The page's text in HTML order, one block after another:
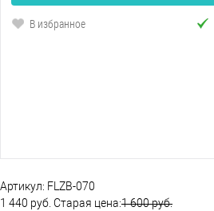
В избранное
Артикул: FLZB-070
1 440 руб. Старая цена:1 600 руб.